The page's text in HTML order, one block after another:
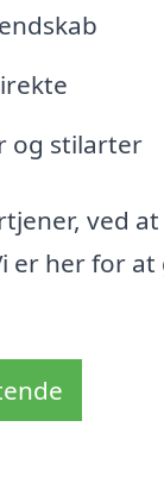
og stilarter
ved
er her for